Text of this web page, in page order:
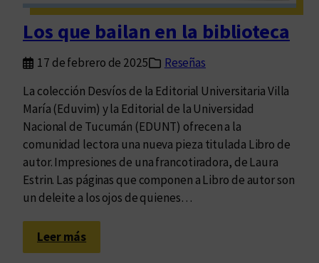
Los que bailan en la biblioteca
17 de febrero de 2025
Reseñas
La colección Desvíos de la Editorial Universitaria Villa
María (Eduvim) y la Editorial de la Universidad
Nacional de Tucumán (EDUNT) ofrecen a la
comunidad lectora una nueva pieza titulada Libro de
autor. Impresiones de una francotiradora, de Laura
Estrin. Las páginas que componen a Libro de autor son
un deleite a los ojos de quienes…
Leer más:
L